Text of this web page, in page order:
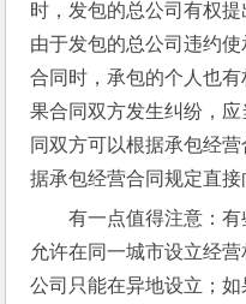
时，发包的总公司有权
由于发包的总公司违约
合同时，承包的个人也
果合同双方发生纠纷，
同双方可以根据承包经
据承包经营合同规定直接
有一点值得注意：
允许在同一城市设立经
公司只能在异地设立；